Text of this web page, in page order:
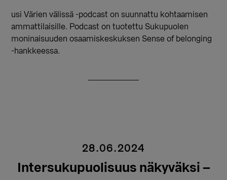
usi Värien välissä -podcast on suunnattu kohtaamisen
ammattilaisille. Podcast on tuotettu Sukupuolen
moninaisuuden osaamiskeskuksen Sense of belonging
-hankkeessa.
28.06.2024
Intersukupuolisuus näkyväksi –